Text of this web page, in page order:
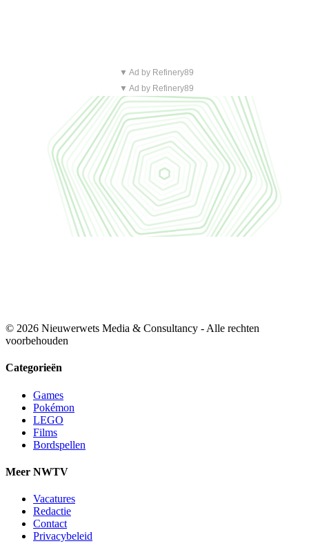
▼ Ad by Refinery89
▼ Ad by Refinery89
© 2026 Nieuwerwets Media & Consultancy - Alle rechten
voorbehouden
Categorieën
Games
Pokémon
LEGO
Films
Bordspellen
Meer NWTV
Vacatures
Redactie
Contact
Privacybeleid